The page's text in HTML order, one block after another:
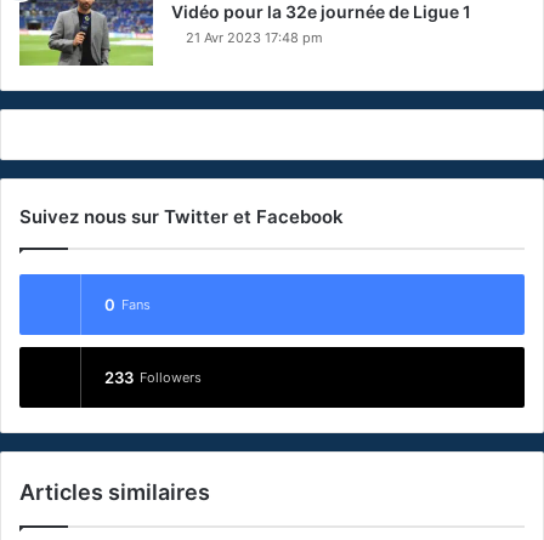
Vidéo pour la 32e journée de Ligue 1
21 Avr 2023 17:48 pm
Suivez nous sur Twitter et Facebook
0 Fans
233 Followers
Articles similaires